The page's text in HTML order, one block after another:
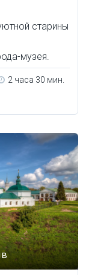
старины
музея.
2 часа 30 мин.